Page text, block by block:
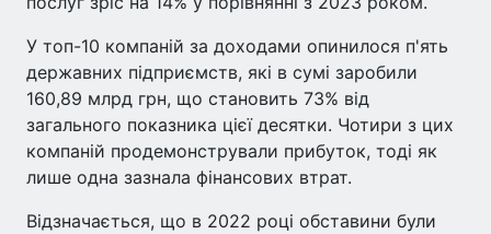
У топ-10 компаній за доходами опинилося п'ять
державних підприємств, які в сумі заробили
160,89 млрд грн, що становить 73% від
загального показника цієї десятки. Чотири з цих
компаній продемонстрували прибуток, тоді як
лише одна зазнала фінансових втрат.
Відзначається, що в 2022 році обставини були